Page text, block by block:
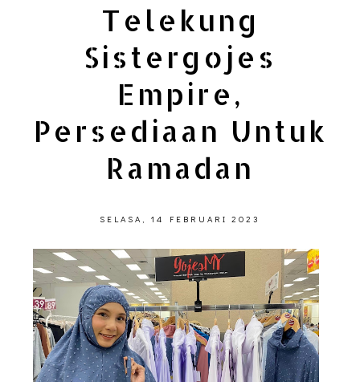
Telekung
Sistergojes
Empire,
Persediaan Untuk
Ramadan
SELASA, 14 FEBRUARI 2023